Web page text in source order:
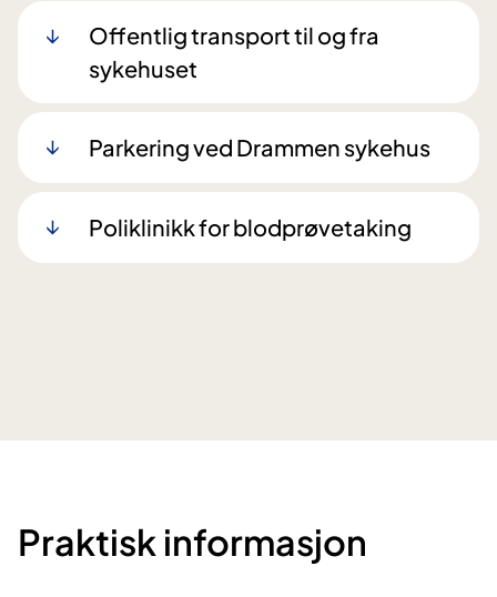
Offentlig transport til og fra
sykehuset
Parkering ved Drammen sykehus
Poliklinikk for blodprøvetaking
Praktisk informasjon